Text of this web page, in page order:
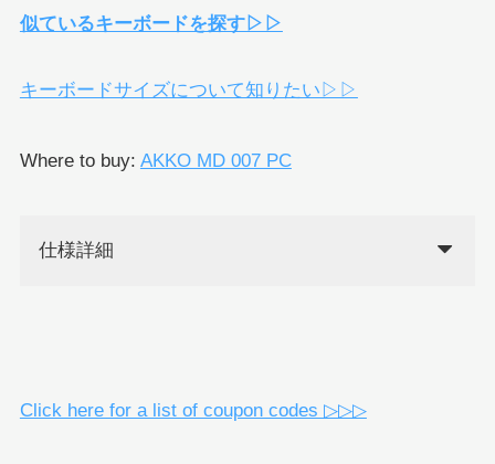
似ているキーボードを探す▷▷
キーボードサイズについて知りたい▷▷
Where to buy: AKKO MD 007 PC
仕様詳細
Click here for a list of coupon codes ▷▷▷